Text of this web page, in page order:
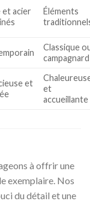
et acier
Éléments
Classique
campagnard
et
et
accueillante
à offrir une
exemplaire. Nos
du détail et une